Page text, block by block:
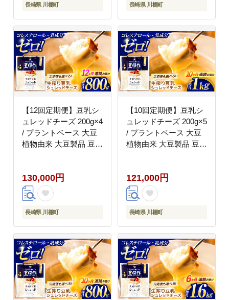
低カロリー パック【大
長崎県 川棚町 長崎県 川棚町
【12回定期便】豆乳シ
ュレッドチーズ 200g×4
/ プラントベース 大豆
植物由来 大豆製品 豆乳
ギー対応 ヘルシー コレ
ステロールゼロ ソイミ
ルク 健康 乳製品不使用
低カロリー パック【大
130,000円
長崎県 川棚町
【10回定期便】豆乳シ
ュレッドチーズ 200g×5
/ プラントベース 大豆
植物由来 大豆製品 豆乳
ギー対応 ヘルシー コレ
ステロールゼロ ソイミ
ルク 健康 乳製品不使用
低カロリー パック【大
121,000円
長崎県 川棚町